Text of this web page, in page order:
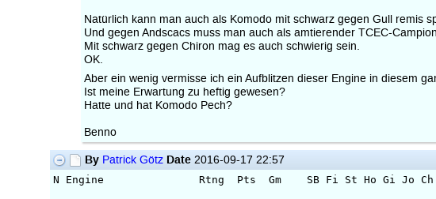
Natürlich kann man auch als Komodo mit schwarz gegen Gull remis
Und gegen Andscacs muss man auch als amtierender TCEC-
Mit schwarz gegen Chiron mag es auch schwierig sein.
OK.
Aber ein wenig vermisse ich ein Aufblitzen dieser Engine in diesem
Ist meine Erwartung zu heftig gewesen?
Hatte und hat Komodo Pech?
Benno
By Patrick Götz Date 2016-09-17 22:57
N Engine Rtng Pts Gm SB Fi St Ho Gi Jo Ch Ko An Ni